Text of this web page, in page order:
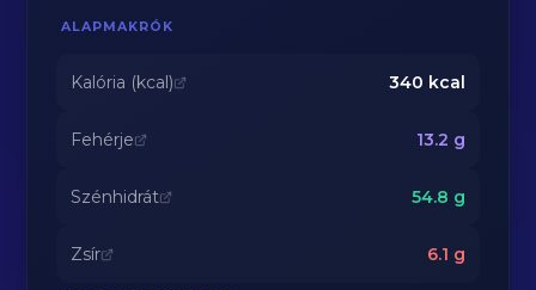
ALAPMAKRÓK
Kalória (kcal) 340 kcal
Fehérje 13.2 g
Szénhidrát 54.8 g
Zsír 6.1 g